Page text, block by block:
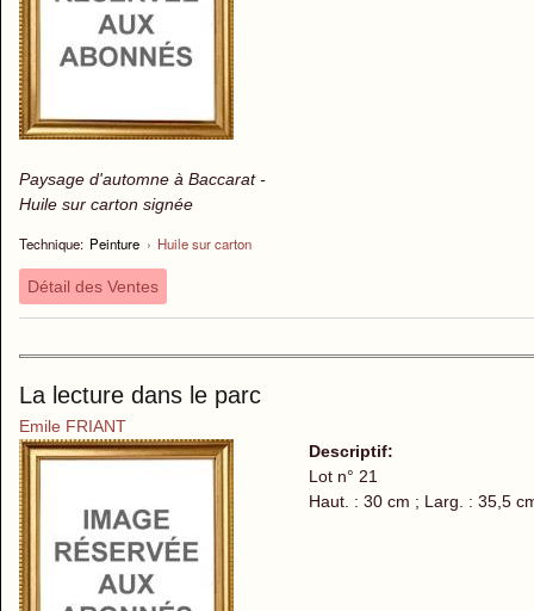
Paysage d'automne à Baccarat -
Huile sur carton signée
Technique: Peinture › Huile sur carton
Détail des Ventes
La lecture dans le parc
Emile FRIANT
Descriptif:
Lot n° 21
Haut. : 30 cm ; Larg. : 35,5